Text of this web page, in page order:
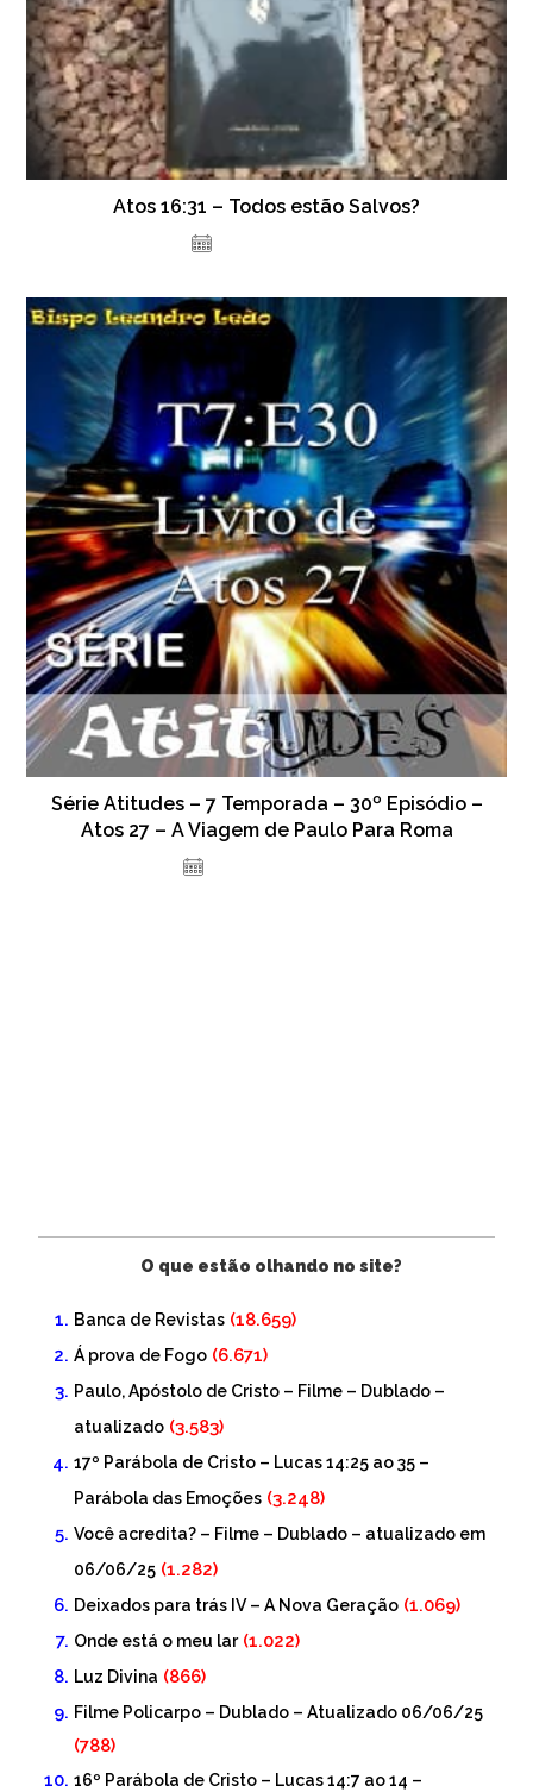
Atos 16:31 – Todos estão Salvos?
Série Atitudes – 7 Temporada – 30º Episódio –
Atos 27 – A Viagem de Paulo Para Roma
O que estão olhando no site?
Banca de Revistas (18.659)
Á prova de Fogo (6.671)
Paulo, Apóstolo de Cristo – Filme – Dublado –
atualizado (3.583)
17º Parábola de Cristo – Lucas 14:25 ao 35 –
Parábola das Emoções (3.248)
Você acredita? – Filme – Dublado – atualizado em
06/06/25 (1.282)
Deixados para trás IV – A Nova Geração (1.069)
Onde está o meu lar (1.022)
Luz Divina (866)
Filme Policarpo – Dublado – Atualizado 06/06/25
(788)
16º Parábola de Cristo – Lucas 14:7 ao 14 –